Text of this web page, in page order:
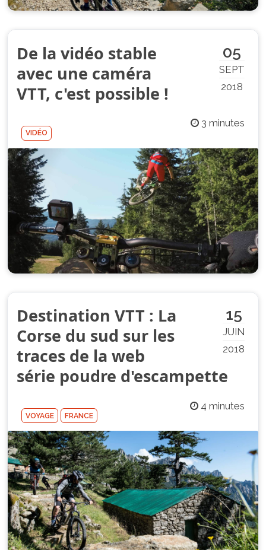
05
SEPT
2018
De la vidéo stable
avec une caméra
VTT, c'est possible !
3 minutes
VIDÉO
15
JUIN
2018
Destination VTT : La
Corse du sud sur les
traces de la web
série poudre d'escampette
4 minutes
VOYAGE FRANCE